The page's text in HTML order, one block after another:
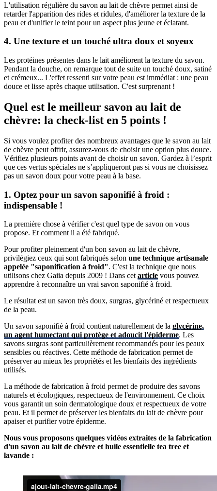
L'utilisation régulière du savon au lait de chèvre permet ainsi de
retarder l'apparition des rides et ridules, d'améliorer la texture de la
peau et d'unifier le teint pour un aspect plus jeune et éclatant.
4. Une texture et un touché ultra doux et soyeux
Les protéines présentes dans le lait améliorent la texture du savon.
Pendant la douche, on remarque tout de suite un touché doux, satiné
et crémeux... L'effet ressenti sur votre peau est immédiat : une peau
douce et lisse après chaque utilisation. C'est surprenant !
Quel est le meilleur savon au lait de
chèvre: la check-list en 5 points !
Si vous voulez profiter des nombreux avantages que le savon au lait
de chèvre peut offrir, assurez-vous de choisir une option plus douce.
Vérifiez plusieurs points avant de choisir un savon. Gardez à l’esprit
que ces vertus spéciales ne s’appliqueront pas si vous ne choisissez
pas un savon doux pour votre peau à la base.
1. Optez pour un savon saponifié à froid :
indispensable !
La première chose à vérifier c'est quel type de savon on vous
propose. Et comment il a été fabriqué.
Pour profiter pleinement d'un bon savon au lait de chèvre,
privilégiez ceux qui sont fabriqués selon une technique artisanale
appelée "saponification à froid". C'est la technique que nous
utilisons chez Gaiia depuis 2009 ! Dans cet article vous pouvez
apprendre à reconnaître un vrai savon saponifié à froid.
Le résultat est un savon très doux, surgras, glycériné et respectueux
de la peau.
Un savon saponifié à froid contient naturellement de la glycérine,
un agent humectant qui protège et adoucit l'épiderme. Les
savons surgras sont particulièrement recommandés pour les peaux
sensibles ou réactives. Cette méthode de fabrication permet de
préserver au mieux les propriétés et les bienfaits des ingrédients
utilisés.
La méthode de fabrication à froid permet de produire des savons
naturels et écologiques, respectueux de l'environnement. Ce choix
vous garantit un soin dermatologique doux et respectueux de votre
peau. Et il permet de préserver les bienfaits du lait de chèvre pour
apaiser et purifier votre épiderme.
Nous vous proposons quelques vidéos extraites de la fabrication
d'un savon au lait de chèvre et huile essentielle tea tree et
lavande :